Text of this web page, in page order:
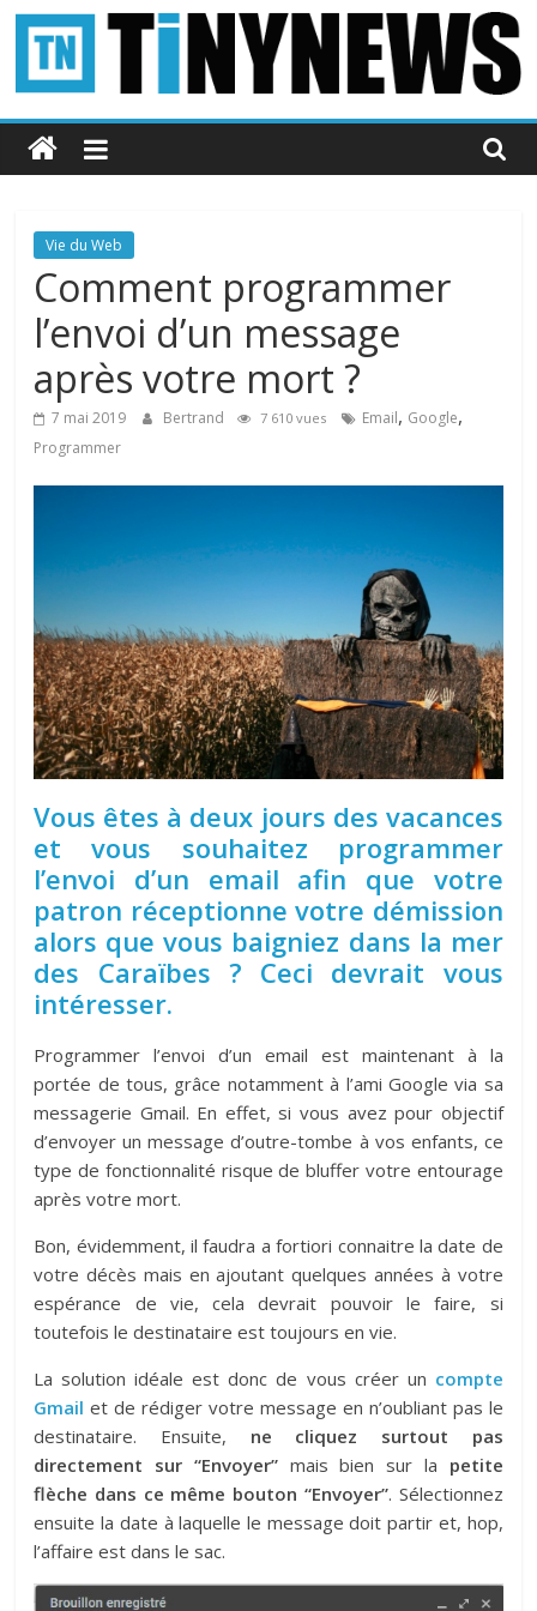
Passer
contenu
Tinynews
Le
belge
connecté
Vie du Web
Comment programmer
l’envoi d’un message
après votre mort ?
7 mai 2019 Bertrand 7 610 vues Email, Google,
Programmer
Vous êtes à deux jours des vacances
et vous souhaitez programmer
l’envoi d’un email afin que votre
patron réceptionne votre démission
alors que vous baigniez dans la mer
des Caraïbes ? Ceci devrait vous
intéresser.
Programmer l’envoi d’un email est maintenant à la
portée de tous, grâce notamment à l’ami Google via sa
messagerie Gmail. En effet, si vous avez pour objectif
d’envoyer un message d’outre-tombe à vos enfants, ce
type de fonctionnalité risque de bluffer votre entourage
après votre mort.
Bon, évidemment, il faudra a fortiori connaitre la date de
votre décès mais en ajoutant quelques années à votre
espérance de vie, cela devrait pouvoir le faire, si
toutefois le destinataire est toujours en vie.
La solution idéale est donc de vous créer un compte
Gmail et de rédiger votre message en n’oubliant pas le
destinataire. Ensuite, ne cliquez surtout pas
directement sur “Envoyer”mais bien sur la petite
flèche dans ce même bouton “Envoyer”. Sélectionnez
ensuite la date à laquelle le message doit partir et, hop,
l’affaire est dans le sac.